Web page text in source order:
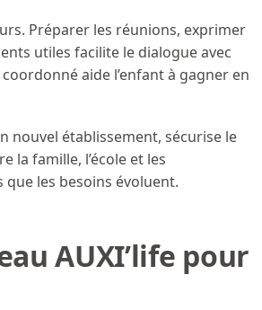
Préparer les réunions, exprimer
utiles facilite le dialogue avec
aide l’enfant à gagner en
nouvel établissement, sécurise le
la famille, l’école et les
les besoins évoluent.
AUXI’life pour